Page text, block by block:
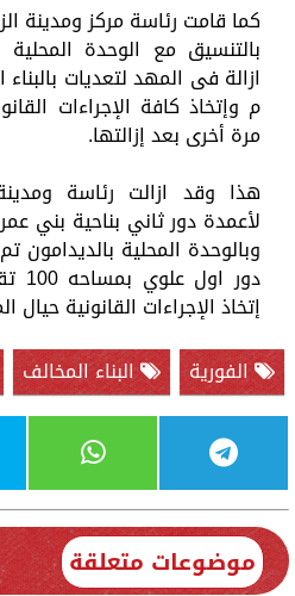
كما قامت رئاسة مركز ومدينة
بالتنسيق مع الوحدة
م وإتخاذ كافة الإجراءات
مرة أخرى بعد إزالتها.
هذا وقد ازالت رئاسة
لأعمدة دور ثاني بناحية بني
وبالوحدة المحلية
إتخاذ الإجراءات القانونية حيال
الفورية
البناء المخالف
موضوعات متعلقة